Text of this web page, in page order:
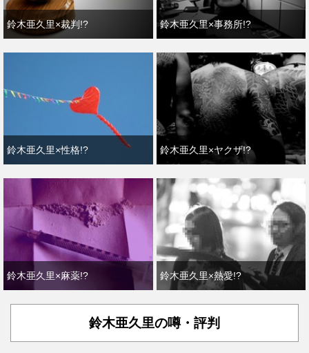
鈴木亜久里×裁判!? 鈴木亜久里×事務所!?
鈴木亜久里×性格!? 鈴木亜久里×ヤクザ!?
鈴木亜久里×麻薬!? 鈴木亜久里×熱愛!?
鈴木亜久里の噂・評判